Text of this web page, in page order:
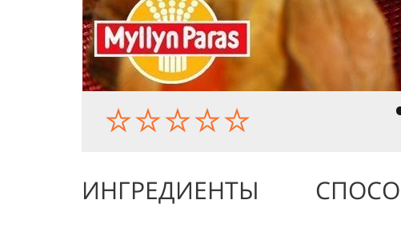
ИНГРЕДИЕНТЫ